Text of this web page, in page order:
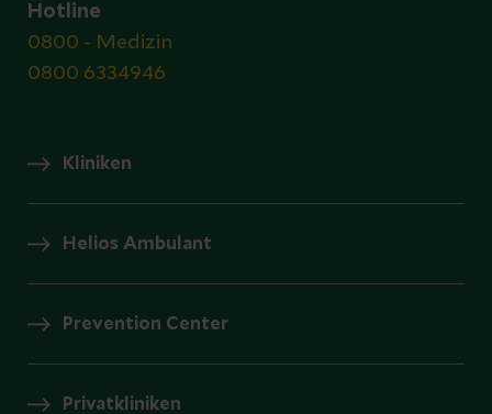
Hotline
0800 - Medizin
0800 6334946
Kliniken
Helios Ambulant
Prevention Center
Privatkliniken